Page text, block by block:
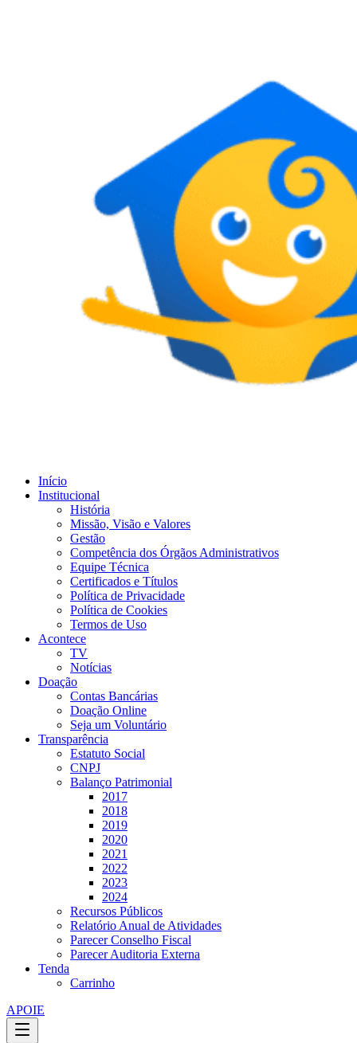
Início
Institucional
História
Missão, Visão e Valores
Gestão
Competência dos Órgãos Administrativos
Equipe Técnica
Certificados e Títulos
Política de Privacidade
Política de Cookies
Termos de Uso
Acontece
TV
Notícias
Doação
Contas Bancárias
Doação Online
Seja um Voluntário
Transparência
Estatuto Social
CNPJ
Balanço Patrimonial
2017
2018
2019
2020
2021
2022
2023
2024
Recursos Públicos
Relatório Anual de Atividades
Parecer Conselho Fiscal
Parecer Auditoria Externa
Tenda
Carrinho
APOIE